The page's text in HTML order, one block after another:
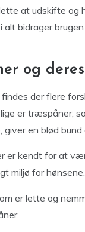
at udskifte og
bidrager
og
der flere
er træspåner,
en blød
er kendt for at
miljø for hønsene.
er lette og